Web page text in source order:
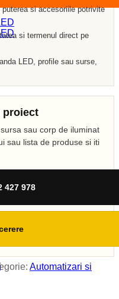
si accesoriile potrivite
si termenul direct pe
LED, profile sau surse,
proiect
sau corp de iluminat
sau lista de produse si iti
427 978
Automatizari si